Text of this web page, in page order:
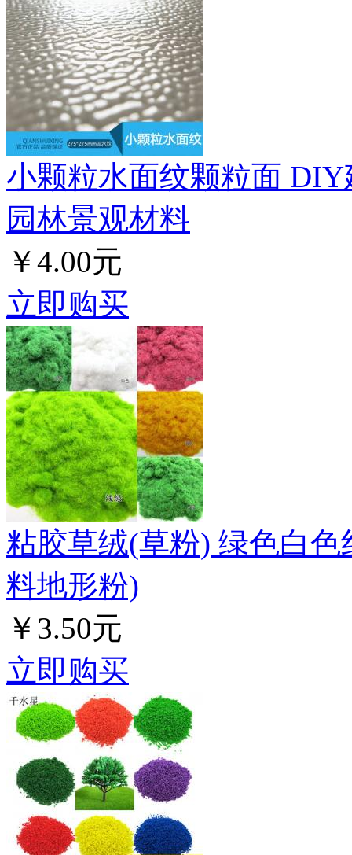
小颗粒水面纹颗粒面
园林景观材料
￥4.00元
立即购买
粘胶草绒(草粉) 绿色白
料地形粉)
￥3.50元
立即购买